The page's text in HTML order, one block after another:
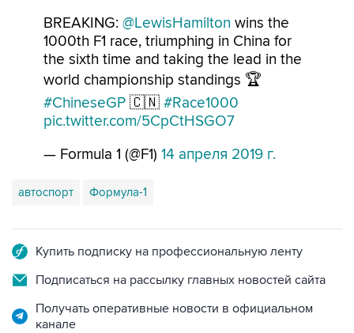
BREAKING: @LewisHamilton wins the
1000th F1 race, triumphing in China for
the sixth time and taking the lead in the
world championship standings 🏆
#ChineseGP 🇨🇳 #Race1000
pic.twitter.com/5CpCtHSGO7
— Formula 1 (@F1) 14 апреля 2019 г.
автоспорт Формула-1
Купить подписку на профессиональную ленту
Подписаться на рассылку главных новостей сайта
Получать оперативные новости в официальном
канале